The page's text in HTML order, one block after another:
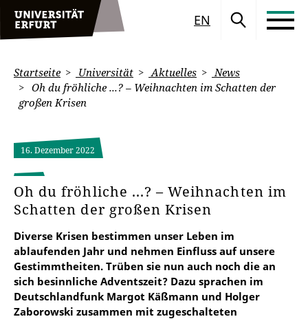
EN
Startseite Universität Aktuelles
News
Oh du fröhliche ...? – Weihnachten im Schatten der
großen Krisen
16. Dezember 2022
Oh du fröhliche ...? – Weihnachten im
Schatten der großen Krisen
Diverse Krisen bestimmen unser Leben im
ablaufenden Jahr und nehmen Einfluss auf unsere
Gestimmtheiten. Trüben sie nun auch noch die an
sich besinnliche Adventszeit? Dazu sprachen im
Deutschlandfunk Margot Käßmann und Holger
Zaborowski zusammen mit zugeschalteten